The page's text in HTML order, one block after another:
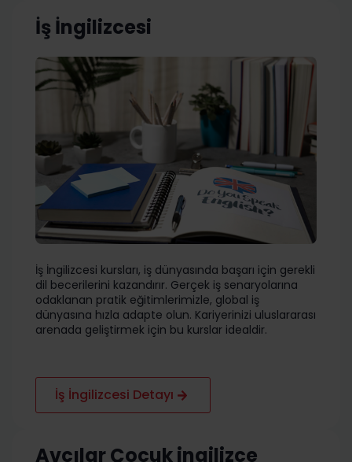
İş İngilizcesi
İş İngilizcesi kursları, iş dünyasında başarı için gerekli
dil becerilerini kazandırır. Gerçek iş senaryolarına
odaklanan pratik eğitimlerimizle, global iş
dünyasına hızla adapte olun. Kariyerinizi uluslararası
arenada geliştirmek için bu kurslar idealdir.
İş İngilizcesi Detayı
Avcılar Çocuk ingilizce